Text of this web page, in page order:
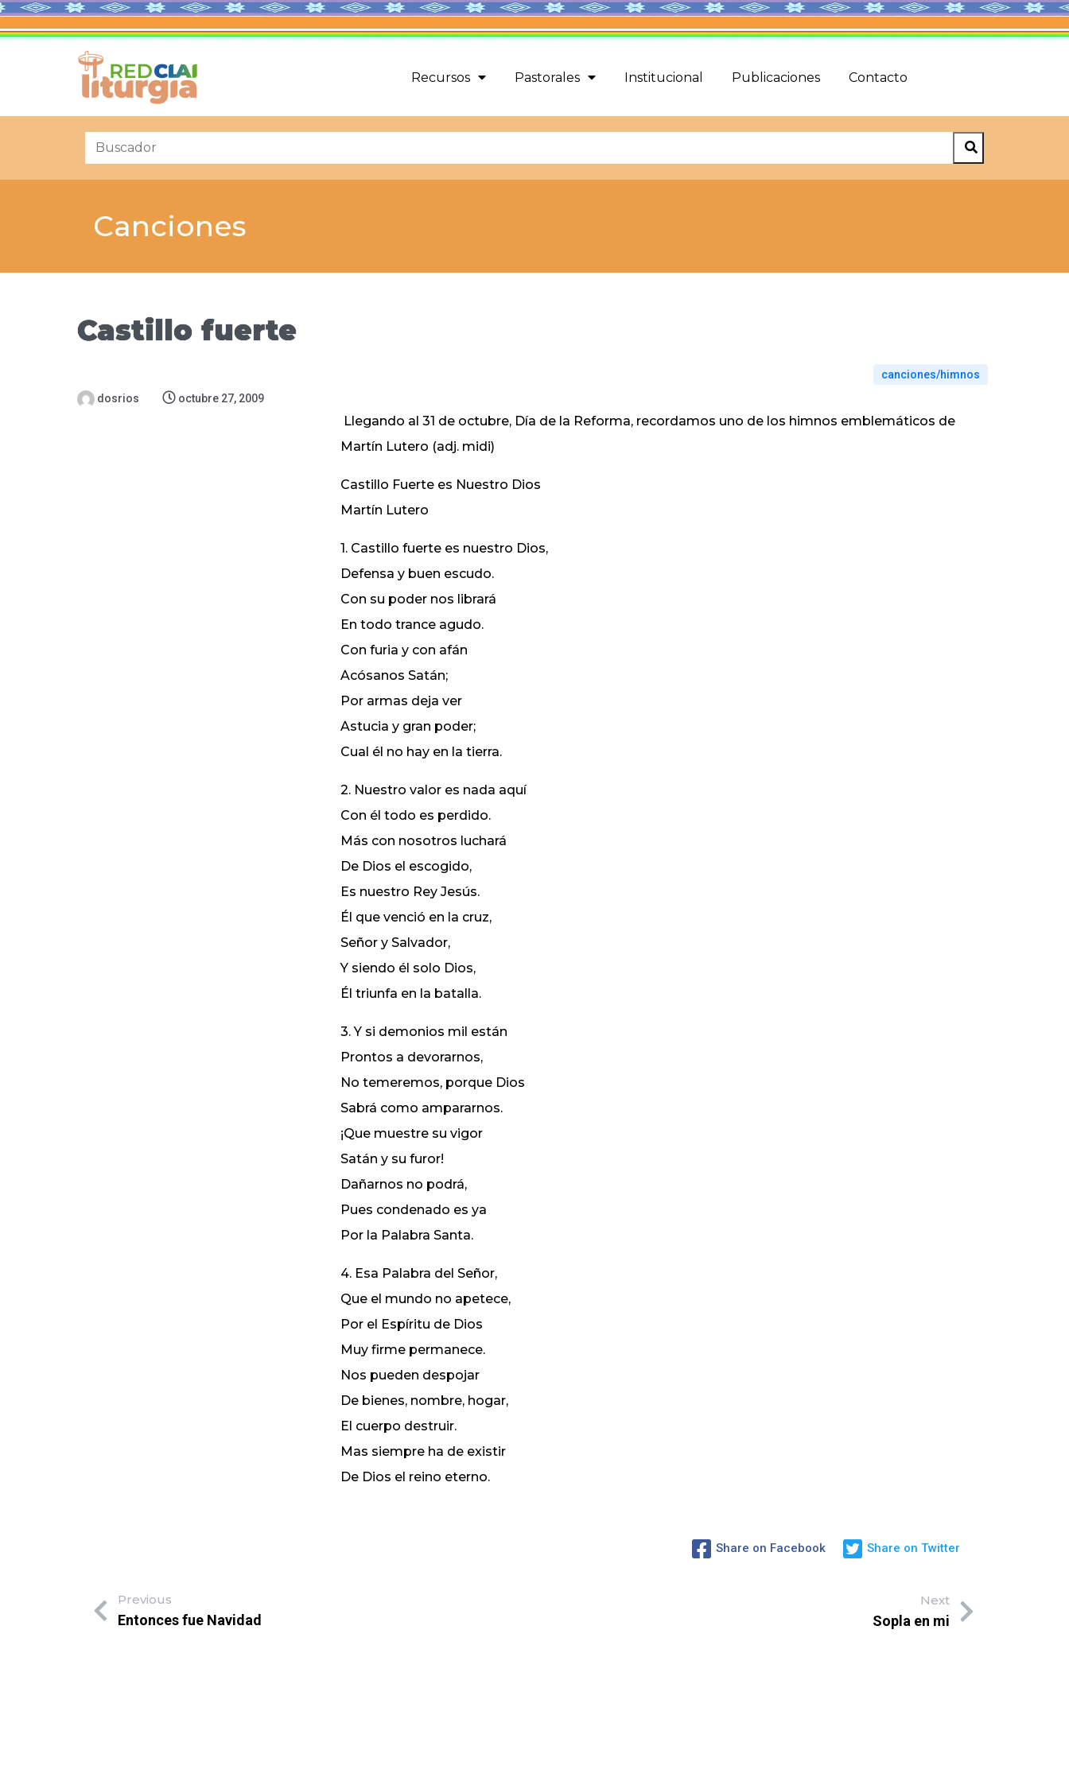
Recursos Pastorales Institucional Publicaciones Contacto
Canciones
Castillo fuerte
dosrios octubre 27, 2009
canciones/himnos
Llegando al 31 de octubre, Día de la Reforma, recordamos uno de los himnos emblemáticos de
Martín Lutero (adj. midi)
Castillo Fuerte es Nuestro Dios
Martín Lutero
1. Castillo fuerte es nuestro Dios,
Defensa y buen escudo.
Con su poder nos librará
En todo trance agudo.
Con furia y con afán
Acósanos Satán;
Por armas deja ver
Astucia y gran poder;
Cual él no hay en la tierra.
2. Nuestro valor es nada aquí
Con él todo es perdido.
Más con nosotros luchará
De Dios el escogido,
Es nuestro Rey Jesús.
Él que venció en la cruz,
Señor y Salvador,
Y siendo él solo Dios,
Él triunfa en la batalla.
3. Y si demonios mil están
Prontos a devorarnos,
No temeremos, porque Dios
Sabrá como ampararnos.
¡Que muestre su vigor
Satán y su furor!
Dañarnos no podrá,
Pues condenado es ya
Por la Palabra Santa.
4. Esa Palabra del Señor,
Que el mundo no apetece,
Por el Espíritu de Dios
Muy firme permanece.
Nos pueden despojar
De bienes, nombre, hogar,
El cuerpo destruir.
Mas siempre ha de existir
De Dios el reino eterno.
Share on Facebook Share on Twitter
Previous
Entonces fue Navidad
Next
Sopla en mi